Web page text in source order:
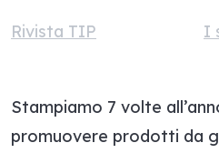
Rivista TIP I
Stampiamo 7 volte
promuovere prodotti da